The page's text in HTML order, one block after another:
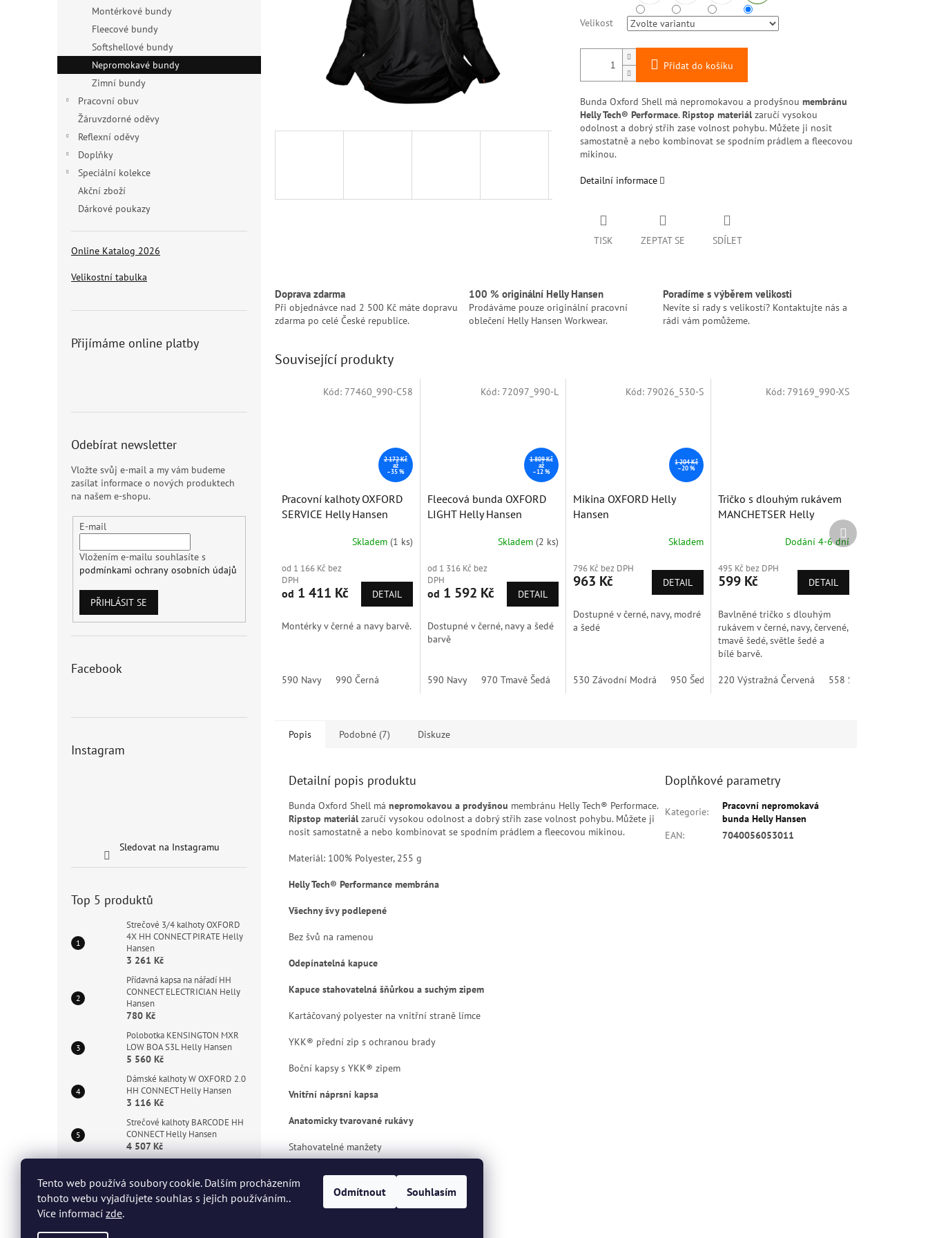
Tento web používá soubory cookie. Dalším procházením
tohoto webu vyjadřujete souhlas s jejich používáním..
Více informací zde.
Odmítnout Souhlasím
Montérkové bundy
Fleecové bundy
Softshellové bundy
Nepromokavé bundy
Zimní bundy
Pracovní obuv
Žáruvzdorné oděvy
Reflexní oděvy
Doplňky
Speciální kolekce
Akční zboží
Dárkové poukazy
Online Katalog 2026
Velikostní tabulka
Přijímáme online platby
Odebírat newsletter
Vložte svůj e-mail a my vám budeme
zasílat informace o nových produktech
na našem e-shopu.
E-mail
Vložením e-mailu souhlasíte s
podmínkami ochrany osobních údajů
PŘIHLÁSIT SE
Facebook
Instagram
Sledovat na Instagramu
Top 5 produktů
Strečové 3/4 kalhoty OXFORD
4X HH CONNECT PIRATE Helly
Hansen
3 261 Kč
Přídavná kapsa na nářadí HH
CONNECT ELECTRICIAN Helly
Hansen
780 Kč
Polobotka KENSINGTON MXR
LOW BOA S3L Helly Hansen
5 560 Kč
Dámské kalhoty W OXFORD 2.0
HH CONNECT Helly Hansen
3 116 Kč
Strečové kalhoty BARCODE HH
CONNECT Helly Hansen
4 507 Kč
Velikost
Přidat do košíku
Bunda Oxford Shell má nepromokavou a prodyšnou membránu
Helly Tech® Performace.Ripstop materiálzaručí vysokou
odolnost a dobrý střih zase volnost pohybu. Můžete ji nosit
samostatně a nebo kombinovat se spodním prádlem a fleecovou
mikinou.
Detailní informace
TISK ZEPTAT SE SDÍLET
Doprava zdarma
Při objednávce nad 2 500 Kč máte dopravu
zdarma po celé České republice.
100 % originální Helly Hansen
Prodáváme pouze originální pracovní
oblečení Helly Hansen Workwear.
Poradíme s výběrem velikosti
Nevíte si rady s velikostí? Kontaktujte nás a
rádi vám pomůžeme.
Související produkty
2 172 Kč
až
–35 %
Pracovní kalhoty OXFORD
SERVICE Helly Hansen
Skladem (1 ks)
od 1 166 Kč bez
DPH
od 1 411 Kč DETAIL
Montérky v černé a navy barvě.
590 Navy 990 Černá
Kód: 77460_990-C58
1 809 Kč
až
–12 %
Fleecová bunda OXFORD
LIGHT Helly Hansen
Skladem (2 ks)
od 1 316 Kč bez
DPH
od 1 592 Kč DETAIL
Dostupné v černé, navy a šedé
barvě
590 Navy 970 Tmavě Šedá 990 Černá
Kód: 72097_990-L
1 204 Kč
–20 %
Mikina OXFORD Helly
Hansen
Skladem
796 Kč bez DPH
963 Kč DETAIL
Dostupné v černé, navy, modré
a šedé
530 Závodní Modrá 950 Šedá Melange
Kód: 79026_530-S
Tričko s dlouhým rukávem
MANCHETSER Helly
Dodání 4-6 dní
495 Kč bez DPH
599 Kč DETAIL
Bavlněné tričko s dlouhým
rukávem v černé, navy, červené,
tmavě šedé, světle šedé a
bílé barvě.
220 Výstražná Červená 558 Stone Blue
Kód: 79169_990-XS
Další
produkt
Popis Podobné (7) Diskuze
Detailní popis produktu
Bunda Oxford Shell má nepromokavou a prodyšnou membránu Helly Tech® Performace.
Ripstop materiál zaručí vysokou odolnost a dobrý střih zase volnost pohybu. Můžete ji
nosit samostatně a nebo kombinovat se spodním prádlem a fleecovou mikinou.
Materiál: 100% Polyester, 255 g
Helly Tech® Performance membrána
Všechny švy podlepené
Bez švů na ramenou
Odepínatelná kapuce
Kapuce stahovatelná šňůrkou a suchým zipem
Kartáčovaný polyester na vnitřní straně límce
YKK® přední zip s ochranou brady
Boční kapsy s YKK® zipem
Vnitřní náprsní kapsa
Anatomicky tvarované rukávy
Stahovatelné manžety
Stahovatelný pas šňůrkou
Prodloužená záda pro větší pohodlí
Doplňkové parametry
Kategorie:
Pracovní nepromokavá
bunda Helly Hansen
EAN: 7040056053011